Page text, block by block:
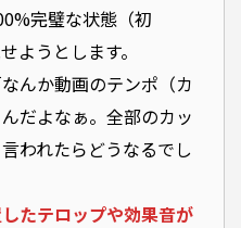
完璧な状態（初
ようとします。
んか動画のテンポ（カ
だよなぁ。全部のカッ
われたらどうなるでし
たテロップや効果音が